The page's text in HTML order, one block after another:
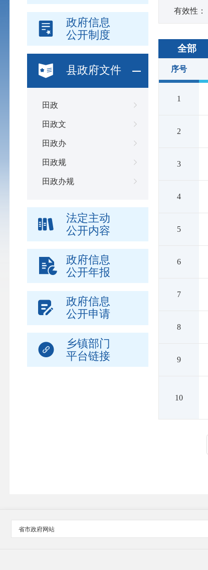
政府信息
公开制度
县政府文件
田政
田政文
田政办
田政规
田政办规
法定主动
公开内容
政府信息
公开年报
政府信息
公开申请
乡镇部门
平台链接
有效性：
全部
序号
1
2
3
4
5
6
7
8
9
10
省市政府网站